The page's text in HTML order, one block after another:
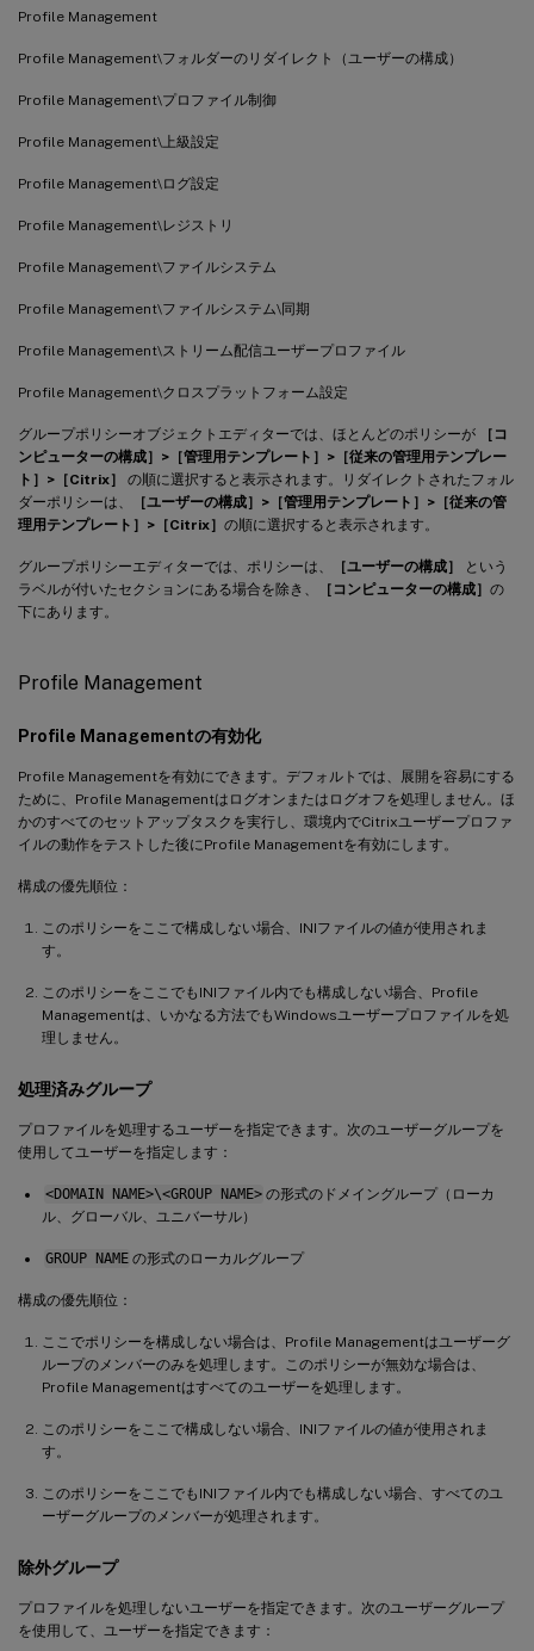
Profile Management
Profile Management\フォルダーのリダイレクト（ユーザーの構成）
Profile Management\プロファイル制御
Profile Management\上級設定
Profile Management\ログ設定
Profile Management\レジストリ
Profile Management\ファイルシステム
Profile Management\ファイルシステム\同期
Profile Management\ストリーム配信ユーザープロファイル
Profile Management\クロスプラットフォーム設定
グループポリシーオブジェクトエディターでは、ほとんどのポリシーが
［コ
ンピューターの構成］>［管理用テンプレート］>［従来の管理用テンプレー
ト］>［Citrix］
の順に選択すると表示されます。リダイレクトされたフォル
ダーポリシーは、
［ユーザーの構成］>［管理用テンプレート］>［従来の管
理用テンプレート］>［Citrix］ の順に選択すると表示されます。
グループポリシーエディターでは、ポリシーは、 ［ユーザーの構成］
という
ラベルが付いたセクションにある場合を除き、
［コンピューターの構成］ の
下にあります。
Profile Management
Profile Managementの有効化
Profile Managementを有効にできます。デフォルトでは、展開を容易にする
ために、Profile Managementはログオンまたはログオフを処理しません。ほ
かのすべてのセットアップタスクを実行し、環境内でCitrixユーザープロファ
イルの動作をテストした後にProfile Managementを有効にします。
構成の優先順位：
このポリシーをここで構成しない場合、INIファイルの値が使用されま
す。
このポリシーをここでもINIファイル内でも構成しない場合、Profile
Managementは、いかなる方法でもWindowsユーザープロファイルを処
理しません。
処理済みグループ
プロファイルを処理するユーザーを指定できます。次のユーザーグループを
使用してユーザーを指定します：
<DOMAIN NAME>\<GROUP NAME> の形式のドメイングループ（ローカ
ル、グローバル、ユニバーサル）
GROUP NAME の形式のローカルグループ
構成の優先順位：
ここでポリシーを構成しない場合は、Profile Managementはユーザーグ
ループのメンバーのみを処理します。このポリシーが無効な場合は、
Profile Managementはすべてのユーザーを処理します。
このポリシーをここで構成しない場合、INIファイルの値が使用されま
す。
このポリシーをここでもINIファイル内でも構成しない場合、すべてのユ
ーザーグループのメンバーが処理されます。
除外グループ
プロファイルを処理しないユーザーを指定できます。次のユーザーグループ
を使用して、ユーザーを指定できます：